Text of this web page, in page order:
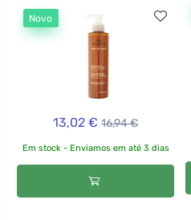
Novo
13,02 € 16,94 €
Em stock - Enviamos em até 3 dias